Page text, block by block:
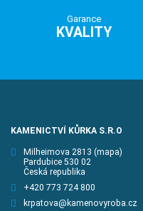
Garance
KVALITY
KAMENICTVÍ KŮRKA S.R.O
Milheimova 2813 (mapa)
Pardubice 530 02
Česká republika
+420 773 724 800
krpatova@kamenovyroba.cz